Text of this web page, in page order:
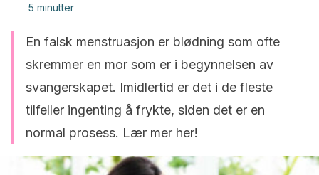
5 minutter
En falsk menstruasjon er blødning som ofte
skremmer en mor som er i begynnelsen av
svangerskapet. Imidlertid er det i de fleste
tilfeller ingenting å frykte, siden det er en
normal prosess. Lær mer her!